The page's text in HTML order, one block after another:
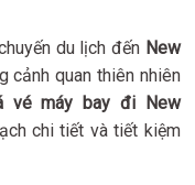
du lịch đến New
cảnh quan thiên nhiên
vé máy bay đi New
chi tiết và tiết kiệm